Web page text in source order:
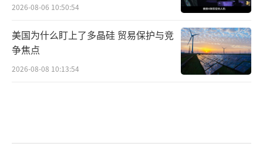
2026-08-06 10:50:54
美国为什么盯上了多晶硅 贸易保护与竞
争焦点
2026-08-08 10:13:54